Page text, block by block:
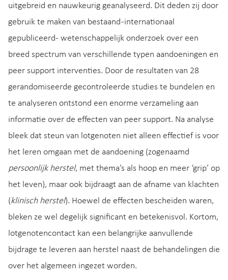
uitgebreid en nauwkeurig geanalyseerd. Dit deden zij door
gebruik te maken van bestaand -internationaal
gepubliceerd- wetenschappelijk onderzoek over een
breed spectrum van verschillende typen aandoeningen en
peer support interventies. Door de resultaten van 28
gerandomiseerde gecontroleerde studies te bundelen en
te analyseren ontstond een enorme verzameling aan
informatie over de effecten van peer support. Na analyse
bleek dat steun van lotgenoten niet alleen effectief is voor
het leren omgaan met de aandoening (zogenaamd
persoonlijk herstel, met thema’s als hoop en meer ‘grip’ op
het leven), maar ook bijdraagt aan de afname van klachten
(klinisch herstel). Hoewel de effecten bescheiden waren,
bleken ze wel degelijk significant en betekenisvol. Kortom,
lotgenotencontact kan een belangrijke aanvullende
bijdrage te leveren aan herstel naast de behandelingen die
over het algemeen ingezet worden.